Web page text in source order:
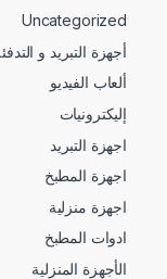
Uncategorized
أجهزة التبريد و
ألعاب الفيديو
إليكترونيات
اجهزة التبريد
اجهزة المطبخ
اجهزة منزلية
ادوات المطبخ
الأجهزة المنزلية